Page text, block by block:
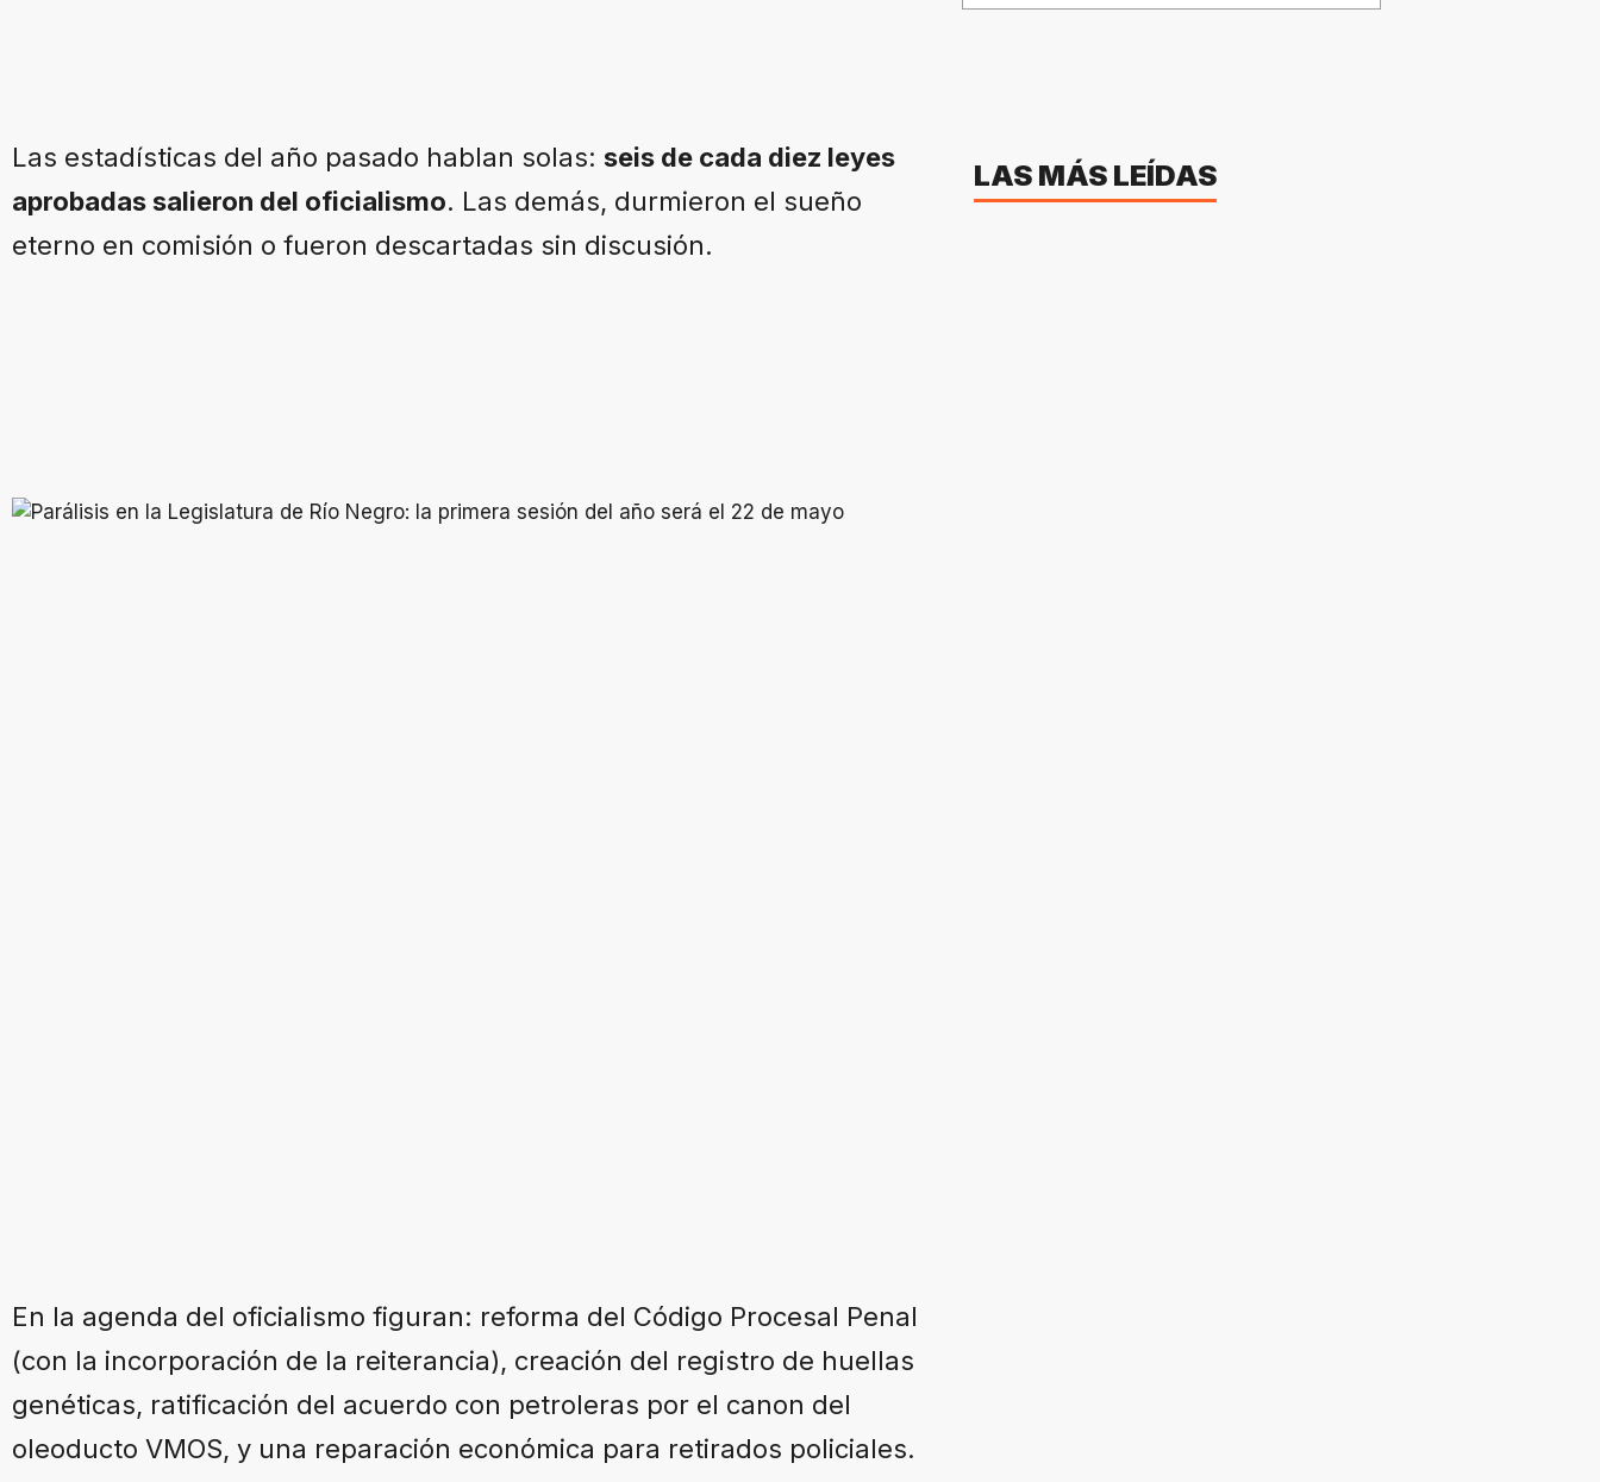
Las estadísticas del año pasado hablan solas: seis de cada diez leyes
aprobadas salieron del oficialismo. Las demás, durmieron el sueño
eterno en comisión o fueron descartadas sin discusión.
En la agenda del oficialismo figuran: reforma del Código Procesal Penal
(con la incorporación de la reiterancia), creación del registro de huellas
genéticas, ratificación del acuerdo con petroleras por el canon del
oleoducto VMOS, y una reparación económica para retirados policiales.
LAS MÁS LEÍDAS